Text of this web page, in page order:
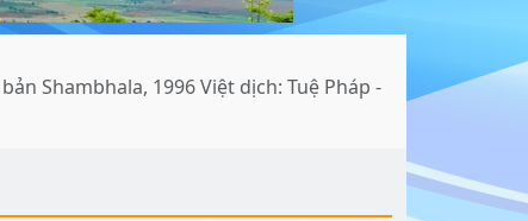
Shambhala, 1996 Việt dịch: Tuệ Pháp -